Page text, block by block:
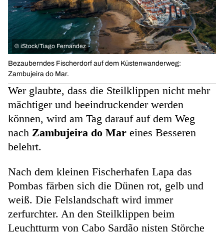
© iStock/Tiago Fernandez
Bezauberndes Fischerdorf auf dem Küstenwanderweg:
Zambujeira do Mar.
Wer glaubte, dass die Steilklippen nicht mehr
mächtiger und beeindruckender werden
können, wird am Tag darauf auf dem Weg
nach Zambujeira do Mar eines Besseren
belehrt.
Nach dem kleinen Fischerhafen Lapa das
Pombas färben sich die Dünen rot, gelb und
weiß. Die Felslandschaft wird immer
zerfurchter. An den Steilklippen beim
Leuchtturm von Cabo Sardão nisten Störche